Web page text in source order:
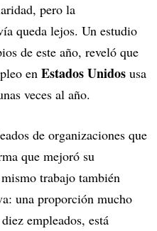
pero la
queda lejos. Un estudio
de este año, reveló que
en Estados Unidos usa
veces al año.
de organizaciones que
que mejoró su
trabajo también
una proporción mucho
empleados, está